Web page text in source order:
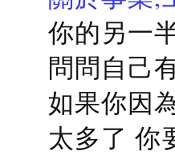
你的另一
問問自己
如果你因
太多了 你